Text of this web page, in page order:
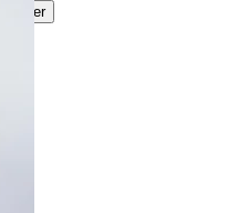
Läs mer